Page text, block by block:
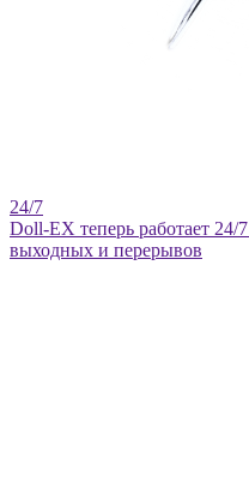
Doll-EX теперь работает 24/7
выходных и перерывов